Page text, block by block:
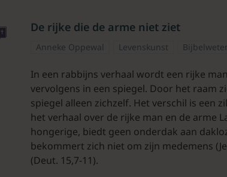
De rijke die de arme niet ziet
Anneke Oppewal Levenskunst
In een rabbijns verhaal wordt een rijke
vervolgens in een spiegel. Door het raam
spiegel alleen zichzelf. Het verschil is een
het verhaal over de rijke man en de arme
hongerige, biedt geen onderdak aan
bekommert zich niet om zijn medemens
(Deut. 15,7-11).